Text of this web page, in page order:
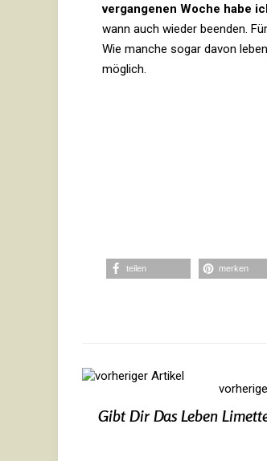
ver­gan­genen Woche habe
wann auch wieder beenden.
Wie manche sogar davon
möglich.
teilen merken
Gibt Dir Das Leben